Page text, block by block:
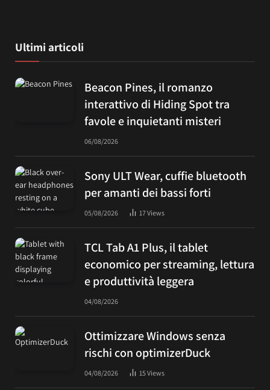
Ultimi articoli
Beacon Pines, il romanzo
interattivo di Hiding Spot tra
favole e inquietanti misteri
06/08/2026
Sony ULT Wear, cuffie bluetooth
per amanti dei bassi forti
05/08/2026 17Views
TCL Tab A1 Plus, il tablet
economico per streaming, lettura
e produttività leggera
04/08/2026
Ottimizzare Windows senza
rischi con optimizerDuck
04/08/2026 15Views